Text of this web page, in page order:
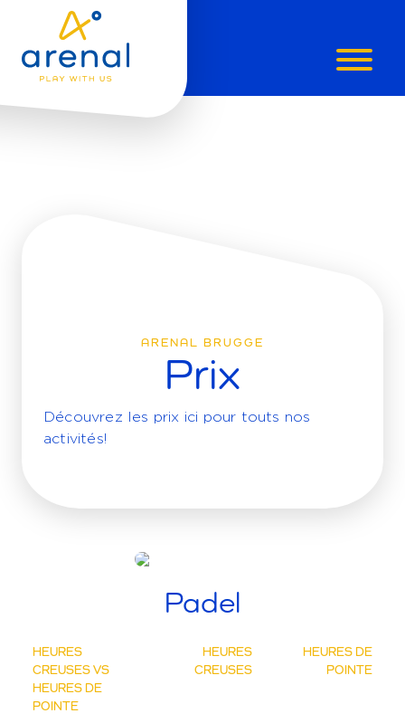
ARENAL BRUGGE
Prix
Découvrez les prix ici pour touts nos
activités!
Padel
HEURES
CREUSES VS
HEURES DE
POINTE
HEURES
CREUSES
HEURES DE
POINTE